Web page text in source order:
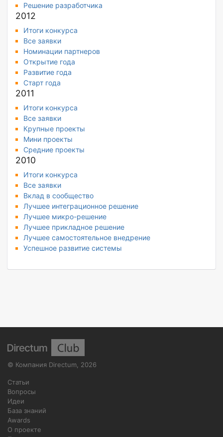
Решение разработчика
2012
Итоги конкурса
Все заявки
Номинации партнеров
Открытие года
Развитие года
Старт года
2011
Итоги конкурса
Все заявки
Крупные проекты
Мини проекты
Средние проекты
2010
Итоги конкурса
Все заявки
Вклад в сообщество
Лучшее интеграционное решение
Лучшее микро-решение
Лучшее прикладное решение
Лучшее самостоятельное внедрение
Успешное развитие системы
© Компания Directum 2026
Статьи
Вопросы
Идеи
База знаний
Awards
О проекте